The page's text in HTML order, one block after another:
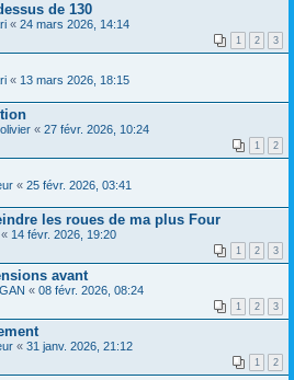
de 130
« 24 mars 2026, 14:14
1 2 3
« 13 mars 2026, 18:15
« 27 févr. 2026, 10:24
1 2
« 25 févr. 2026, 03:41
les roues de ma plus Four
« 14 févr. 2026, 19:20
1 2 3
avant
« 08 févr. 2026, 08:24
1 2 3
« 31 janv. 2026, 21:12
1 2